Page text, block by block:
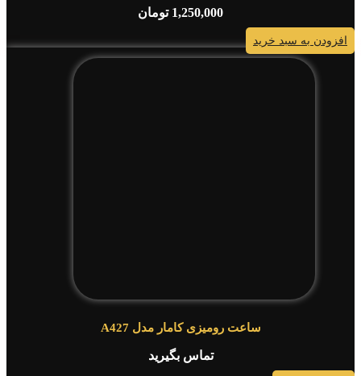
1,250,000 تومان
افزودن به سبد خرید
ساعت رومیزی کامار مدل A427
تماس بگیرید